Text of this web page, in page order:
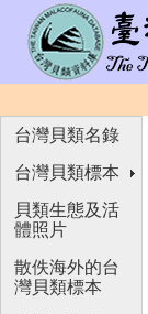
台灣貝類名錄
台灣貝類標本
貝類生態及活
體照片
散佚海外的台
灣貝類標本